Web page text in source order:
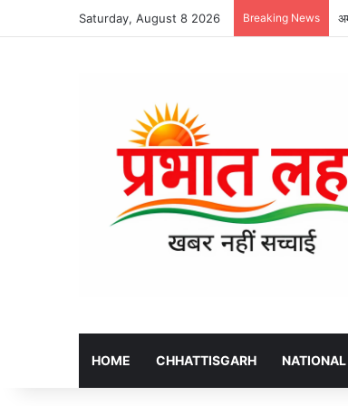
Saturday, August 8 2026 Breaking News
HOME CHHATTISGARH NATIONAL